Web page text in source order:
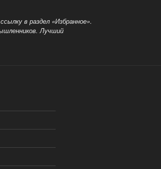
в раздел «Избранное».
Лучший